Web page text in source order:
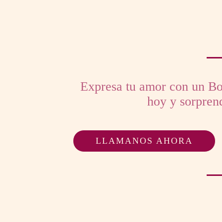
Expresa tu amor con un
hoy y
LLAMANOS AHORA